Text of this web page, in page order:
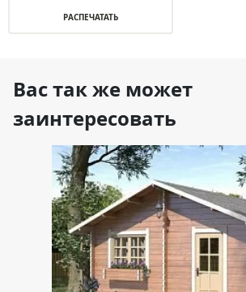
РАСПЕЧАТАТЬ
Вас так же может
заинтересовать